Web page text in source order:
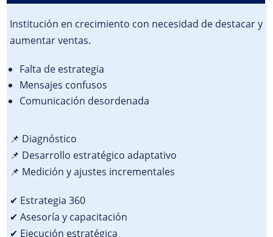
Institución en crecimiento con necesidad de destacar y
aumentar ventas.
Falta de estrategia
Mensajes confusos
Comunicación desordenada
📌 Diagnóstico
📌 Desarrollo estratégico adaptativo
📌 Medición y ajustes incrementales
✔ Estrategia 360
✔ Asesoría y capacitación
✔ Ejecución estratégica